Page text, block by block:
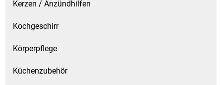
Kerzen / Anzündhilfen
Kochgeschirr
Körperpflege
Küchenzubehör